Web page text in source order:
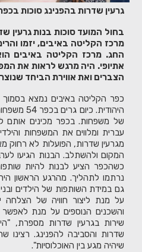
גרעין שדרות בהפנינג סוכות
בחול המועד סוכות בנות גרעין
מרכז הקליטה באיבים, יזמו
החג. מרכז הקליטה באיבים
אתיופי. היה מרגש לראות את
הצברים ואת אווירת הביחד
כפר הקליטה באיבים נמצא בסמוך
היהודית.
של משפחות. בכפר מכינים אותם
עברית ומלווים את המשפחות
מגרעין שדרות, הפועלות לא רחוק
המקום ולהשתלב. הבנות הגיעו
כשהכפר הציע לבנות להיות
נרתמו לתהליך. מהרגע הראשון
גם במידת השותפות של הילדים
על מנת ליצור חוויה של
והשכנים הנוספים על מנת לאפשר
שירות בגרעין שדרות מספרת,
שדרות והסביבה להפנינג. רצינו
שיהיה מגע בין האוכלוסיות".